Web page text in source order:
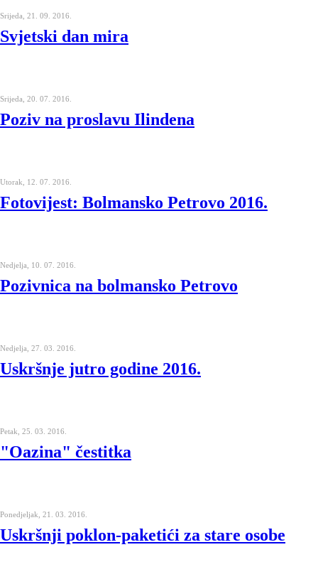
Srijeda, 21. 09. 2016.
Svjetski dan mira
Srijeda, 20. 07. 2016.
Poziv na proslavu Ilindena
Utorak, 12. 07. 2016.
Fotovijest: Bolmansko Petrovo 2016.
Nedjelja, 10. 07. 2016.
Pozivnica na bolmansko Petrovo
Nedjelja, 27. 03. 2016.
Uskršnje jutro godine 2016.
Petak, 25. 03. 2016.
"Oazina" čestitka
Ponedjeljak, 21. 03. 2016.
Uskršnji poklon-paketići za stare osobe